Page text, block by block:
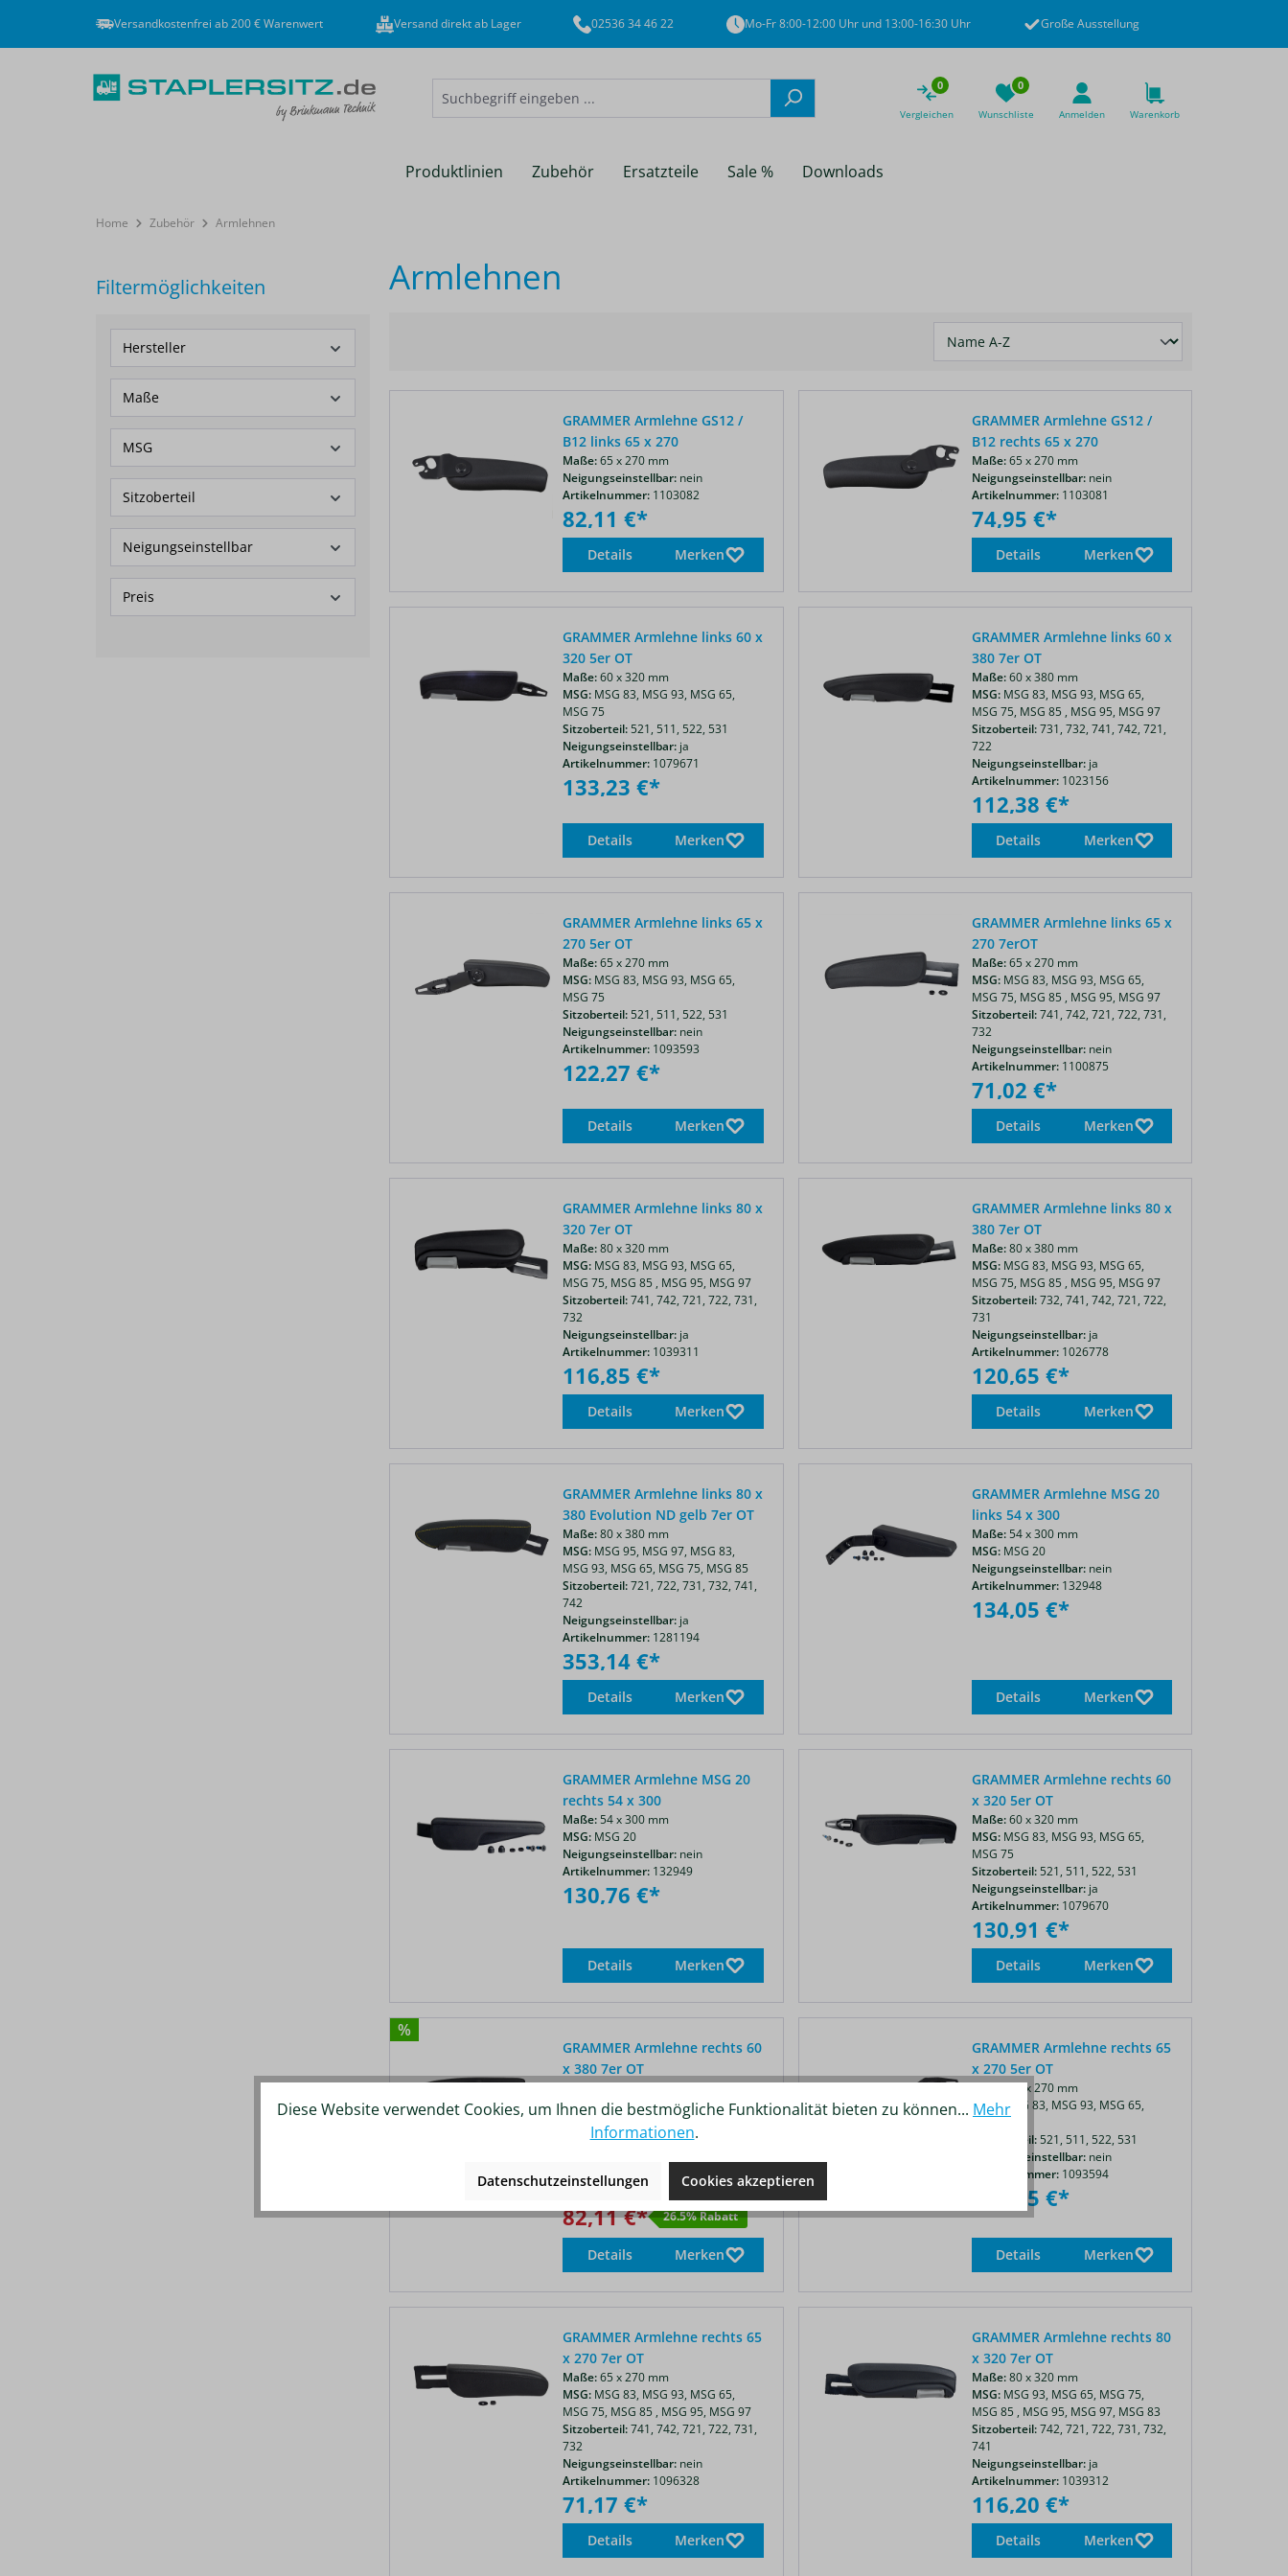
Versandkostenfrei ab 200 € Warenwert Versand direkt ab Lager 02536 34 46 22 Mo-Fr 8:00-12:00 Uhr und 13:00-16:30 Uhr Große Ausstellung
0
Vergleichen
0
Wunschliste Anmelden Warenkorb
Produktlinien Zubehör Ersatzteile Sale % Downloads
Home Zubehör Armlehnen
Filtermöglichkeiten
Hersteller
Maße
MSG
Sitzoberteil
Neigungseinstellbar
Preis
Armlehnen
GRAMMER Armlehne GS12 /
B12 links 65 x 270
Maße:65 x 270 mm
Neigungseinstellbar: nein
Artikelnummer: 1103082
82,11 €*
Details Merken
GRAMMER Armlehne GS12 /
B12 rechts 65 x 270
Maße: 65 x 270 mm
Neigungseinstellbar: nein
Artikelnummer: 1103081
74,95 €*
Details Merken
GRAMMER Armlehne links 60 x
320 5er OT
Maße:60 x 320 mm
MSG: MSG 83, MSG 93, MSG 65,
MSG 75
Sitzoberteil:521, 511, 522, 531
Neigungseinstellbar: ja
Artikelnummer: 1079671
133,23 €*
Details Merken
GRAMMER Armlehne links 60 x
380 7er OT
Maße: 60 x 380 mm
MSG: MSG 83, MSG 93, MSG 65,
MSG 75, MSG 85 , MSG 95, MSG 97
Sitzoberteil: 731, 732, 741, 742, 721,
722
Neigungseinstellbar: ja
Artikelnummer: 1023156
112,38 €*
Details Merken
GRAMMER Armlehne links 65 x
270 5er OT
Maße:65 x 270 mm
MSG: MSG 83, MSG 93, MSG 65,
MSG 75
Sitzoberteil:521, 511, 522, 531
Neigungseinstellbar: nein
Artikelnummer: 1093593
122,27 €*
Details Merken
GRAMMER Armlehne links 65 x
270 7erOT
Maße: 65 x 270 mm
MSG: MSG 83, MSG 93, MSG 65,
MSG 75, MSG 85 , MSG 95, MSG 97
Sitzoberteil: 741, 742, 721, 722, 731,
732
Neigungseinstellbar: nein
Artikelnummer: 1100875
71,02 €*
Details Merken
GRAMMER Armlehne links 80 x
320 7er OT
Maße:80 x 320 mm
MSG: MSG 83, MSG 93, MSG 65,
MSG 75, MSG 85 , MSG 95, MSG 97
Sitzoberteil:741, 742, 721, 722, 731,
732
Neigungseinstellbar: ja
Artikelnummer: 1039311
116,85 €*
Details Merken
GRAMMER Armlehne links 80 x
380 7er OT
Maße: 80 x 380 mm
MSG: MSG 83, MSG 93, MSG 65,
MSG 75, MSG 85 , MSG 95, MSG 97
Sitzoberteil: 732, 741, 742, 721, 722,
731
Neigungseinstellbar: ja
Artikelnummer: 1026778
120,65 €*
Details Merken
GRAMMER Armlehne links 80 x
380 Evolution ND gelb 7er OT
Maße:80 x 380 mm
MSG: MSG 95, MSG 97, MSG 83,
MSG 93, MSG 65, MSG 75, MSG 85
Sitzoberteil:721, 722, 731, 732, 741,
742
Neigungseinstellbar: ja
Artikelnummer: 1281194
353,14 €*
Details Merken
GRAMMER Armlehne MSG 20
links 54 x 300
Maße: 54 x 300 mm
MSG: MSG 20
Neigungseinstellbar: nein
Artikelnummer: 132948
134,05 €*
Details Merken
GRAMMER Armlehne MSG 20
rechts 54 x 300
Maße:54 x 300 mm
MSG: MSG 20
Neigungseinstellbar: nein
Artikelnummer: 132949
130,76 €*
Details Merken
GRAMMER Armlehne rechts 60
x 320 5er OT
Maße: 60 x 320 mm
MSG: MSG 83, MSG 93, MSG 65,
MSG 75
Sitzoberteil: 521, 511, 522, 531
Neigungseinstellbar: ja
Artikelnummer: 1079670
130,91 €*
Details Merken
%
GRAMMER Armlehne rechts 60
x 380 7er OT
Maße:60 x 380 mm
MSG:MSG 83,MSG 93,MSG 65,
MSG 75,
MSG 85 , MSG 95,
Sitzoberteil:731,732,741,
Neigungseinstellbar:
ja
Artikelnummer:
1023155
82,11 €* 26.5% Rabatt
Details Merken
GRAMMER Armlehne rechts 65
x 270 5er OT
Maße:65 x 270 mm
MSG:MSG 83, MSG 93, MSG 65,
MSG 75
Sitzoberteil: 521, 511, 522, 531
Neigungseinstellbar: nein
Artikelnummer: 1093594
124,45 €*
Details Merken
GRAMMER Armlehne rechts 65
x 270 7er OT
Maße:65 x 270 mm
MSG: MSG 83, MSG 93, MSG 65,
MSG 75, MSG 85 , MSG 95, MSG 97
Sitzoberteil:741, 742, 721, 722, 731,
732
Neigungseinstellbar: nein
Artikelnummer: 1096328
71,17 €*
Details Merken
GRAMMER Armlehne rechts 80
x 320 7er OT
Maße: 80 x 320 mm
MSG: MSG 93, MSG 65, MSG 75,
MSG 85 , MSG 95, MSG 97, MSG 83
Sitzoberteil: 742, 721, 722, 731, 732,
741
Neigungseinstellbar: ja
Artikelnummer: 1039312
116,20 €*
Details Merken
Diese Website verwendet Cookies, um Ihnen die bestmögliche Funktionalität bieten zu können... Mehr
Informationen.
Datenschutzeinstellungen Cookies akzeptieren